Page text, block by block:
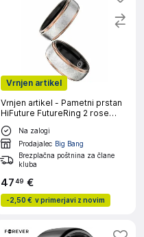
Vrnjen artikel
Vrnjen artikel - Pametni prstan
HiFuture FutureRing 2 rose
gold #7 56mm
Na zalogi
Prodajalec Big Bang
Brezplačna poštnina za člane
kluba
4749 €
-2,50 € v primerjavi z novim